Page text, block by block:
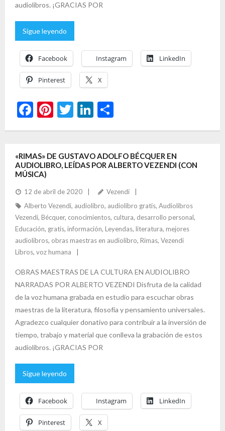
audiolibros. ¡GRACIAS POR
Sigue leyendo
Facebook Instagram LinkedIn
Pinterest X
F
ac
b
o
o
k
Pi
nt
es
t
T
w
er
Li
n
dI
n
o
p
ar
ti
r
«RIMAS» DE GUSTAVO ADOLFO BÉCQUER EN
AUDIOLIBRO, LEÍDAS POR ALBERTO VEZENDI (CON
MÚSICA)
12 de abril de 2020
Vezendi
Alberto Vezendi, audiolibro, audiolibro gratis, Audiolibros
Vezendi, Bécquer, conocimientos, cultura, desarrollo personal,
Educación, gratis, información, Leyendas, literatura, mejores
audiolibros, obras maestras en audiolibro, Rimas, Vezendi
Libros, voz humana
OBRAS MAESTRAS DE LA CULTURA EN AUDIOLIBRO
NARRADAS POR ALBERTO VEZENDI Disfruta de la calidad
de la voz humana grabada en estudio para escuchar obras
maestras de la literatura, filosofía y pensamiento universales.
Agradezco cualquier donativo para contribuir a la inversión de
tiempo, trabajo y material que conlleva la grabación de estos
audiolibros. ¡GRACIAS POR
Sigue leyendo
Facebook Instagram LinkedIn
Pinterest X